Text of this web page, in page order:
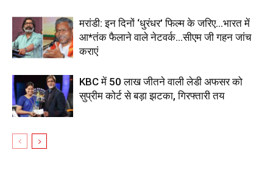
मरांडी: इन दिनों ‘धुरंधर’ फिल्म के जरिए…भारत में
आ*तंक फैलाने वाले नेटवर्क…सीएम जी गहन जांच
कराएं
KBC में 50 लाख जीतने वाली लेडी अफसर को
सुप्रीम कोर्ट से बड़ा झटका, गिरफ्तारी तय